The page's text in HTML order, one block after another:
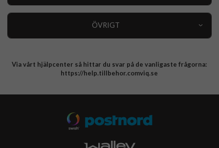
ÖVRIGT
Integritetspolicy
Via vårt hjälpcenter så hittar du svar på de vanligaste frågorna:
https://help.tillbehor.comviq.se